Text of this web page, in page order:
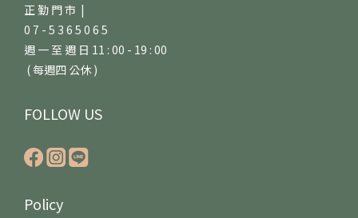
正 勤 門 市 |
0 7 - 5 3 6 5 0 6 5
週 一 至 週 日 11 : 00 - 19 : 00
( 每週四 公休 )
FOLLOW US
Policy